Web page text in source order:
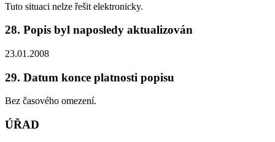
Tuto situaci nelze řešit elektronicky.
28. Popis byl naposledy aktualizován
23.01.2008
29. Datum konce platnosti popisu
Bez časového omezení.
ÚŘAD